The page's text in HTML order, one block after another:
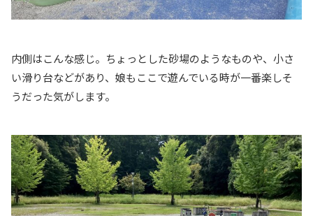
内側はこんな感じ。ちょっとした砂場のようなものや、小さ
い滑り台などがあり、娘もここで遊んでいる時が一番楽しそ
うだった気がします。